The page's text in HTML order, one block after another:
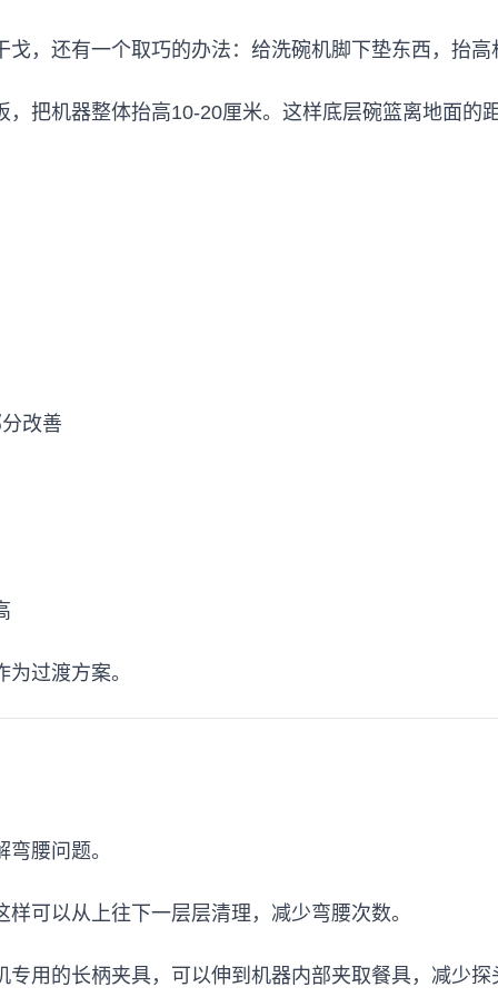
，还有一个取巧的办法：给洗碗机脚下垫东西，抬高
把机器整体抬高10-20厘米。这样底层碗篮离地面的
改善
过渡方案。
腰问题。
样可以从上往下一层层清理，减少弯腰次数。
专用的长柄夹具，可以伸到机器内部夹取餐具，减少探